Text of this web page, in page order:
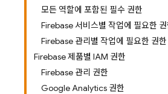
모든 역할에 포함된 필수 권한
Firebase 서비스별 작업에 필요한 권
Firebase 관리별 작업에 필요한 권한
Firebase 제품별 IAM 권한
Firebase 관리 권한
Google Analytics 권한